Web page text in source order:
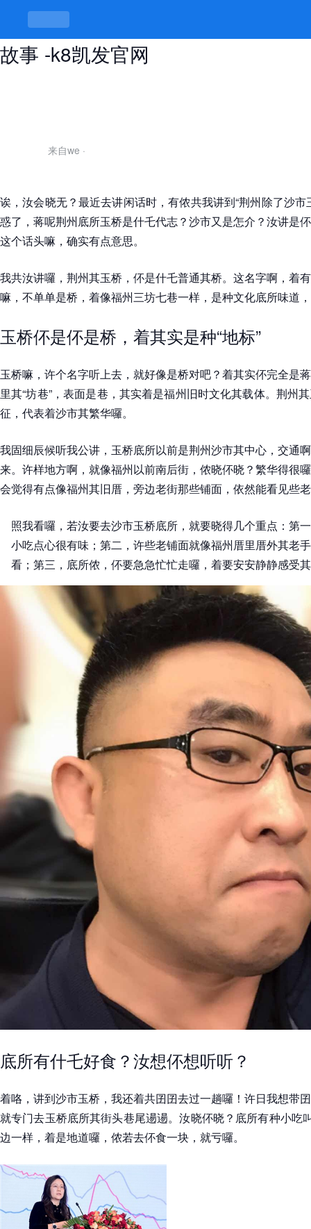
荆州除了沙市玉桥还有，玉桥底下有
故事 -k8凯发官网
来自we ·
诶，汝会晓无？最近去讲闲话时，有侬共我讲到“荆州除了沙
惑了，蒋呢荆州底所玉桥是什乇代志？沙市又是怎介？汝讲是
这个话头嘛，确实有点意思。
我共汝讲囉，荆州其玉桥，伓是什乇普通其桥。这名字啊，着
嘛，不单单是桥，着像福州三坊七巷一样，是种文化底所味道
玉桥伓是伓是桥，着其实是种“地标”
玉桥嘛，许个名字听上去，就好像是桥对吧？着其实伓完全是
里其“坊巷”，表面是巷，其实着是福州旧时文化其载体。荆州
征，代表着沙市其繁华囉。
我固细辰候听我公讲，玉桥底所以前是荆州沙市其中心，交通
来。许样地方啊，就像福州以前南后街，侬晓伓晓？繁华得很
会觉得有点像福州其旧厝，旁边老街那些铺面，依然能看见些
照我看囉，若汝要去沙市玉桥底所，就要晓得几个重点：第
小吃点心很有味；第二，许些老铺面就像福州厝里厝外其老
看；第三，底所侬，伓要急急忙忙走囉，着要安安静静感受
底所有什乇好食？汝想伓想听听？
着咯，讲到沙市玉桥，我还着共囝囝去过一趟囉！许日我想带
就专门去玉桥底所其街头巷尾逿逿。汝晓伓晓？底所有种小吃
边一样，着是地道囉，侬若去伓食一块，就亏囉。